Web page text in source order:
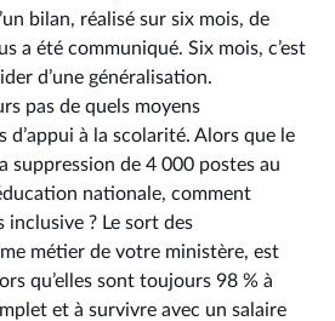
bilan, réalisé sur six mois, de
a été communiqué. Six mois, c’est
d’une généralisation.
pas de quels moyens
d’appui à la scolarité. Alors que le
suppression de 4 000 postes au
nationale, comment
? Le sort des
métier de votre ministère, est
qu’elles sont toujours 98 % à
et à survivre avec un salaire